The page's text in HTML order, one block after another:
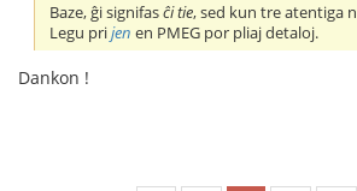
Baze, ĝi signifasĉi tie, sed kun tre atentiga
Legu prijen en PMEG por pliaj detaloj.
Dankon !